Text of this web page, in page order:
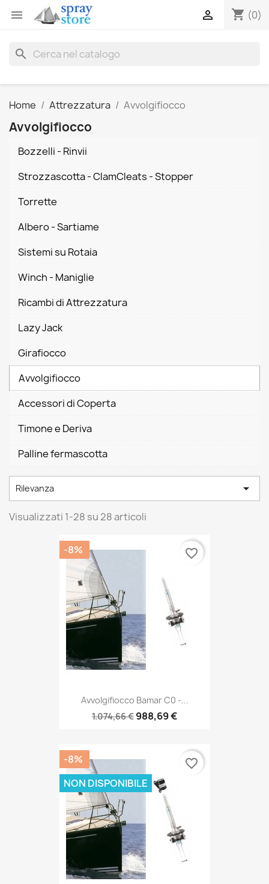
 shopping_cart (0)

search
Home Attrezzatura Avvolgifiocco
Avvolgifiocco
Bozzelli - Rinvii
Strozzascotta - ClamCleats - Stopper
Torrette
Albero - Sartiame
Sistemi su Rotaia
Winch - Maniglie
Ricambi di Attrezzatura
Lazy Jack
Girafiocco
Avvolgifiocco
Accessori di Coperta
Timone e Deriva
Palline fermascotta
Rilevanza 
Visualizzati 1-28 su 28 articoli
Avvolgifiocco Bamar C0 -...
1.074,66 € 988,69 €
-8% favorite_border
-8%
NON DISPONIBILE
favorite_border